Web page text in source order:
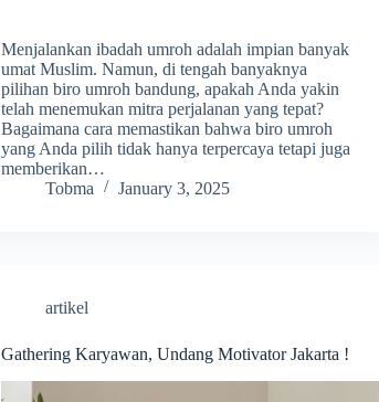
Menjalankan ibadah umroh adalah impian banyak
umat Muslim. Namun, di tengah banyaknya
pilihan biro umroh bandung, apakah Anda yakin
telah menemukan mitra perjalanan yang tepat?
Bagaimana cara memastikan bahwa biro umroh
yang Anda pilih tidak hanya terpercaya tetapi juga
memberikan…
Tobma
January 3, 2025
artikel
Gathering Karyawan, Undang Motivator Jakarta !